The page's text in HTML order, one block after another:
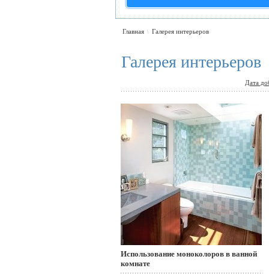
Главная \ Галерея интерьеров
Галерея интерьеров
Дата
Использование моноколоров в ванной
комнате